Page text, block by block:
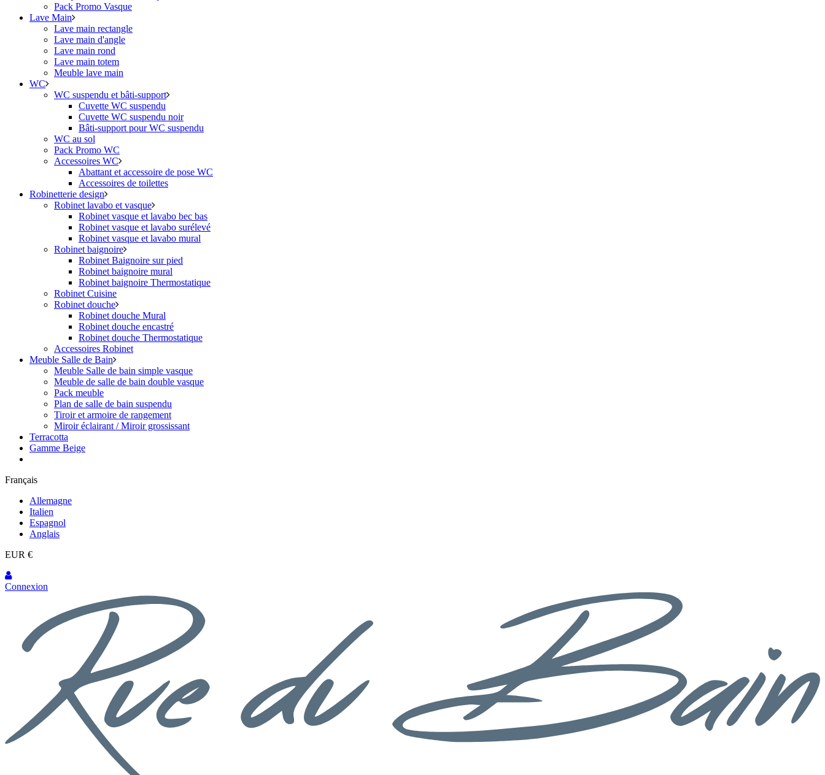
Pack Promo Vasque
Lave Main
Lave main rectangle
Lave main d'angle
Lave main rond
Lave main totem
Meuble lave main
WC
WC suspendu et bâti-support
Cuvette WC suspendu
Cuvette WC suspendu noir
Bâti-support pour WC suspendu
WC au sol
Pack Promo WC
Accessoires WC
Abattant et accessoire de pose WC
Accessoires de toilettes
Robinetterie design
Robinet lavabo et vasque
Robinet vasque et lavabo bec bas
Robinet vasque et lavabo surélevé
Robinet vasque et lavabo mural
Robinet baignoire
Robinet Baignoire sur pied
Robinet baignoire mural
Robinet baignoire Thermostatique
Robinet Cuisine
Robinet douche
Robinet douche Mural
Robinet douche encastré
Robinet douche Thermostatique
Accessoires Robinet
Meuble Salle de Bain
Meuble Salle de bain simple vasque
Meuble de salle de bain double vasque
Pack meuble
Plan de salle de bain suspendu
Tiroir et armoire de rangement
Miroir éclairant / Miroir grossissant
Terracotta
Gamme Beige
Français
Allemagne
Italien
Espagnol
Anglais
EUR €
Connexion